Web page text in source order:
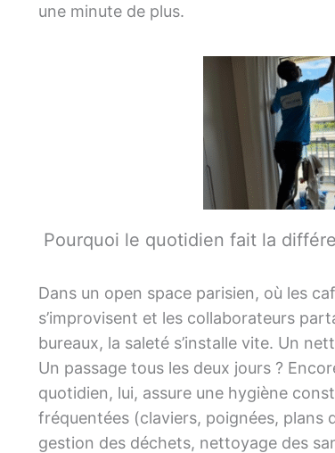
une minute de plus.
Pourquoi le quotidien fait la
Dans un open space parisien, où les
s’improvisent et les collaborateurs
bureaux, la saleté s’installe vite. Un
Un passage tous les deux jours ?
quotidien, lui, assure une hygiène
fréquentées (claviers, poignées, plans
gestion des déchets, nettoyage des